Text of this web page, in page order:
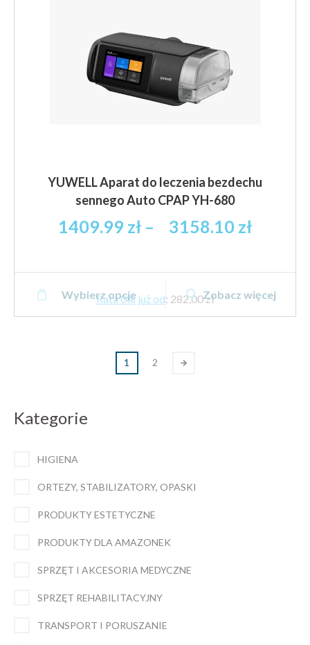
Kategorie
HIGIENA
ORTEZY, STABILIZATORY, OPASKI
PRODUKTY ESTETYCZNE
PRODUKTY DLA AMAZONEK
SPRZĘT I AKCESORIA MEDYCZNE
SPRZĘT REHABILITACYJNY
TRANSPORT I PORUSZANIE
YUWELL Aparat do leczenia bezdechu
sennego Auto CPAP YH-680
1409.99 zł – 3158.10 złZakres
brutto
do
Rata 0% już od: 282,00 zł
Wybierz opcje
produkt
ma
Zobacz więcej
1 2